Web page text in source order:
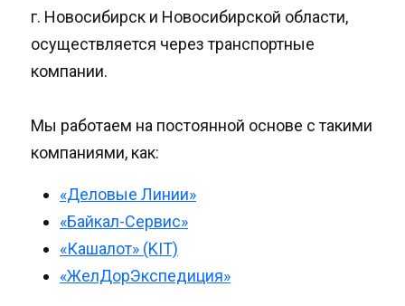
г. Новосибирск и Новосибирской области,
осуществляется через транспортные
компании.
Мы работаем на постоянной основе с такими
компаниями, как:
«Деловые Линии»
«Байкал-Сервис»
«Кашалот» (KIT)
«ЖелДорЭкспедиция»